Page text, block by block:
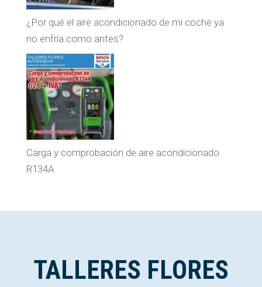
¿Por qué el aire acondicionado de mi coche ya
no enfría como antes?
Carga y comprobación de aire acondicionado
R134A
TALLERES FLORES